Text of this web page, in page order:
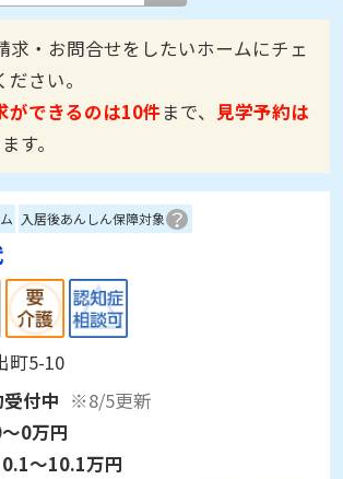
求・お問合せをしたいホームにチェ
さい。
ができるのは10件まで、 見学予約は
す。
入居後あんしん保障対象
町5-10
付中 ※8/5更新
0万円
～10.1万円